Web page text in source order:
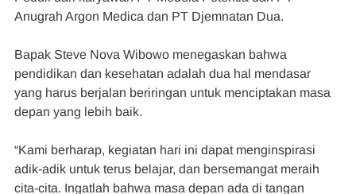
Anugrah Argon Medica dan PT Djemnatan Dua.
Bapak Steve Nova Wibowo menegaskan bahwa
pendidikan dan kesehatan adalah dua hal mendasar
yang harus berjalan beriringan untuk menciptakan masa
depan yang lebih baik.
“Kami berharap, kegiatan hari ini dapat menginspirasi
adik-adik untuk terus belajar, dan bersemangat meraih
cita-cita. Ingatlah bahwa masa depan ada di tangan